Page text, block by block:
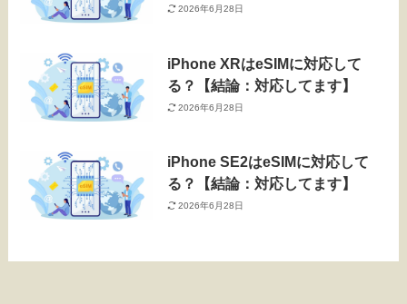
2026年6月28日
iPhone XRはeSIMに対応して
る？【結論：対応してます】
2026年6月28日
iPhone SE2はeSIMに対応して
る？【結論：対応してます】
2026年6月28日